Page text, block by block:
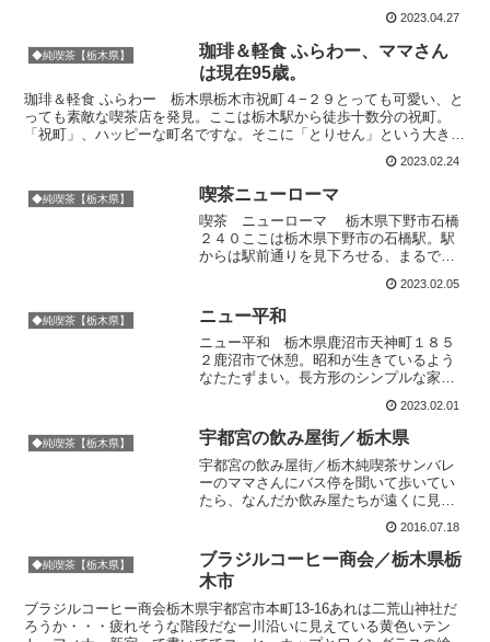
に営業中♪丸窓、オレンジ色に灯りが映る
アールのドア。やばいしっしょこれ。と
いうわけで足は自動的...
2023.04.27
◆純喫茶【栃木県】
珈琲＆軽食 ふらわー、ママさん
は現在95歳。
珈琲＆軽食 ふらわー 栃木県栃木市祝町４−２９とっても可愛い、と
っても素敵な喫茶店を発見。ここは栃木駅から徒歩十数分の祝町。
「祝町」、ハッピーな町名ですな。そこに「とりせん」という大きな
2023.02.24
◆純喫茶【栃木県】 喫茶ニューローマ
喫茶 ニューローマ 栃木県下野市石橋
２４０ここは栃木県下野市の石橋駅。駅
からは駅前通りを見下ろせる、まるで宮
駅を正面からみるとこのような形です。
味のあるクリーニング店だなぁ。純喫茶
と理美容室の外観て似て...
2023.02.05
◆純喫茶【栃木県】 ニュー平和
ニュー平和 栃木県鹿沼市天神町１８５
２鹿沼市で休憩。昭和が生きているよう
なたたずまい。長方形のシンプルな家屋
が絶妙です。筆文字をそのまま立体にし
た名板。これすごくいい。自家焙煎です
か。柔らかな絵画が飾られ...
2023.02.01
◆純喫茶【栃木県】 宇都宮の飲み屋街／栃木県
宇都宮の飲み屋街／栃木純喫茶サンバレ
ーのママさんにバス停を聞いて歩いてい
たら、なんだか飲み屋たちが遠くに見え
かく場末っぽい雰囲気を醸し出している
ところを見つけたので寄り道。うわぁい
い感じ。すずらん、えりも...
2016.07.18
◆純喫茶【栃木県】
ブラジルコーヒー商会／栃木県栃
木市
ブラジルコーヒー商会栃木県宇都宮市本町13-16あれは二荒山神社だ
ろうか・・・疲れそうな階段だなー川沿いに見えている黄色いテン